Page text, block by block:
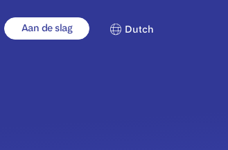
Aan de slag Dutch